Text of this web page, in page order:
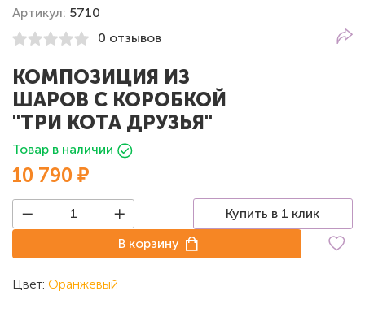
Артикул: 5710
0 отзывов
КОМПОЗИЦИЯ ИЗ
ШАРОВ С КОРОБКОЙ
"ТРИ КОТА ДРУЗЬЯ"
Товар в наличии
10 790 ₽
Купить в 1 клик
В корзину
Цвет: Оранжевый